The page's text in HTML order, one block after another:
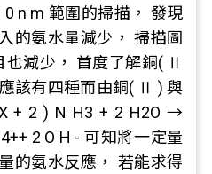
n m 範圍的掃描， 發現
的氨水量減少， 掃描圖
也減少， 首度了解銅( Ⅱ
該有四種而由銅( Ⅱ ) 與
+ 2 ) N H3 + 2 H2O →
2 O H - 可知將一定量
的氨水反應， 若能求得